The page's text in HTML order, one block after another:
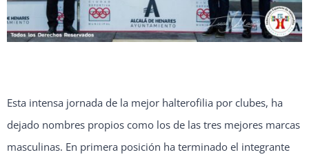
Esta intensa jornada de la mejor halterofilia por clubes, ha
dejado nombres propios como los de las tres mejores marcas
masculinas. En primera posición ha terminado el integrante